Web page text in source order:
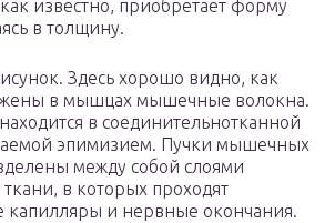
известно, приобретает форму
в толщину.
Здесь хорошо видно, как
в мышцах мышечные волокна.
в соединительнотканной
эпимизием. Пучки мышечных
между собой слоями
в которых проходят
капилляры и нервные окончания.